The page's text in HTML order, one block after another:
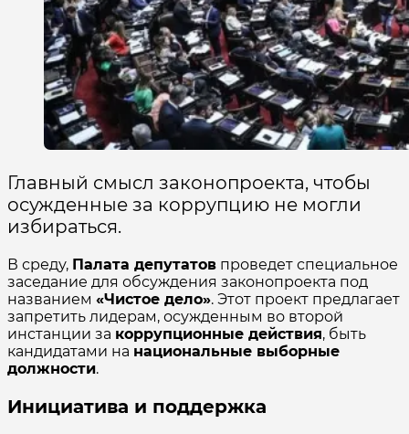
Главный смысл законопроекта, чтобы
осужденные за коррупцию не могли
избираться.
В среду, Палата депутатов проведет специальное
заседание для обсуждения законопроекта под
названием «Чистое дело». Этот проект предлагает
запретить лидерам, осужденным во второй
инстанции за коррупционные действия, быть
кандидатами на национальные выборные
должности.
Инициатива и поддержка